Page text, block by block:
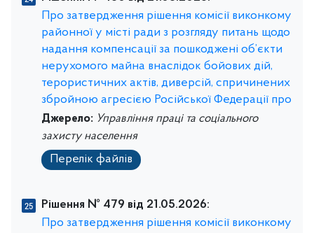
Про затвердження рішення комісії виконкому
районної у місті ради з розгляду питань щодо
надання компенсації за пошкоджені об’єкти
нерухомого майна внаслідок бойових дій,
терористичних актів, диверсій, спричинених
збройною агресією Російської Федерації про
Джерело: Управління праці та соціального
захисту населення
Перелік файлів
Рішення № 479 від 21.05.2026:
Про затвердження рішення комісії виконкому